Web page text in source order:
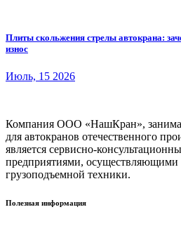
Плиты скольжения стрелы автокрана:
износ
Июль, 15 2026
Компания ООО «НашКран»,
для автокранов отечественного
является сервисно-
предприятиями, осуществляющими
грузоподъемной техники.
Полезная информация